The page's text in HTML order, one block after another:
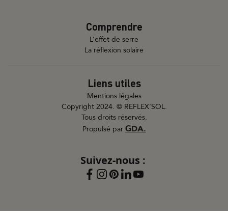
Comprendre
L’effet de serre
La réflexion solaire
Liens utiles
Mentions légales
Copyright 2024. © REFLEX'SOL.
Tous droits réservés.
Propulsé par GDA.
Suivez-nous :